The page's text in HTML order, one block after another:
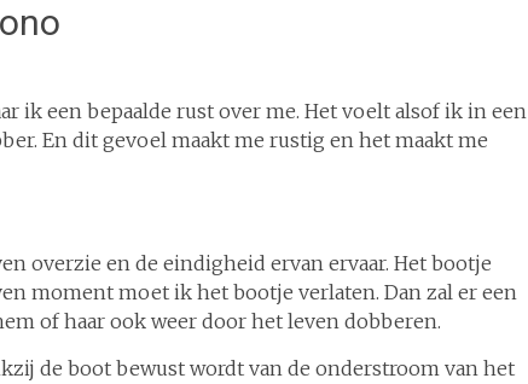
ik een bepaalde rust over me. Het voelt alsof ik in een
En dit gevoel maakt me rustig en het maakt me
overzie en de eindigheid ervan ervaar. Het bootje
moment moet ik het bootje verlaten. Dan zal er een
of haar ook weer door het leven dobberen.
de boot bewust wordt van de onderstroom van het